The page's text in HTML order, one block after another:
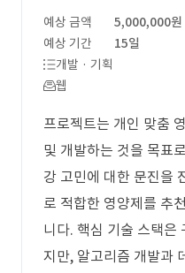
예상 금액
5,000,000원
예상 기간
15일
개발 · 기획
웹
프로젝트는 개인 맞춤
및 개발하는 것을 목표
강 고민에 대한 문진을
로 적합한 영양제를 추
니다. 핵심 기술 스택은
지만, 알고리즘 개발과